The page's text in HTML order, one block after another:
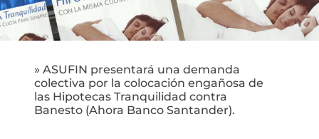
» ASUFIN presentará una demanda
colectiva por la colocación engañosa de
las Hipotecas Tranquilidad contra
Banesto (Ahora Banco Santander).